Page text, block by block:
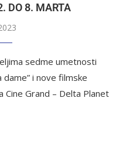
DO 8. MARTA
sedme umetnosti
i nove filmske
Grand – Delta Planet